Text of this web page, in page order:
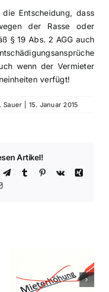
Entscheidung, dass
der Rasse oder
§ 19 Abs. 2 AGG auch
wenn der Vermieter
verfügt!
Sauer 15. Januar 2015
Artikel!
TelegramTumblr Pinterest
Vk
Xing
E-
Schriftform des